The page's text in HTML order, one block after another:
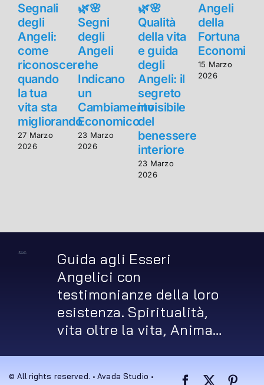
Segnali
degli
Angeli:
come
riconoscere
quando
la tua
vita sta
migliorando
27 Marzo
2026
🌿🌸
Segni
degli
Angeli
che
Indicano
un
Cambiamento
Economico
23 Marzo
2026
🌿🌸
Qualità
della vita
e guida
degli
Angeli: il
segreto
invisibile
del
benessere
interiore
23 Marzo
2026
Angeli
della
Fortuna
Economica
15 Marzo
2026
Guida agli Esseri
Angelici con
testimonianze della loro
esistenza. Spiritualità,
vita oltre la vita, Anima…
© All rights reserved. • Avada Studio •